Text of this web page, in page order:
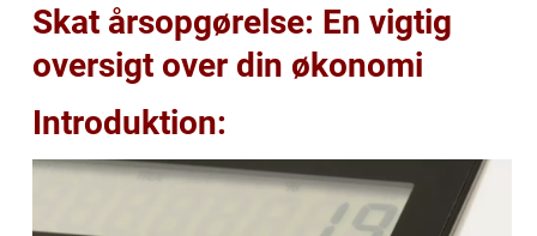
Skat årsopgørelse: En vigtig
oversigt over din økonomi
Introduktion: